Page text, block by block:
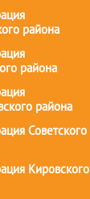
района
района
района
Советского
Кировского